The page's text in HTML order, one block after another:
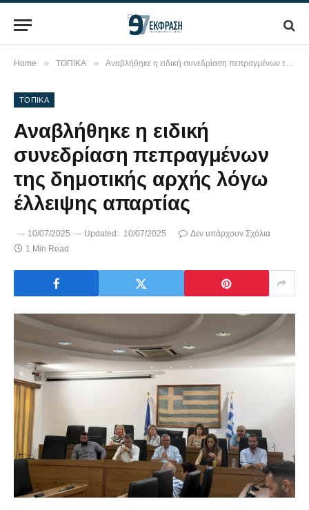
Home » ΤΟΠΙΚΑ » Αναβλήθηκε η ειδική συνεδρίαση πεπραγμένων της δημοτικής αρχής λόγω έλλειψης απαρτίας
ΤΟΠΙΚΑ
Αναβλήθηκε η ειδική
συνεδρίαση πεπραγμένων
της δημοτικής αρχής λόγω
έλλειψης απαρτίας
10/07/2025 Updated: 10/07/2025
Δεν υπάρχουν Σχόλια
1 Min Read